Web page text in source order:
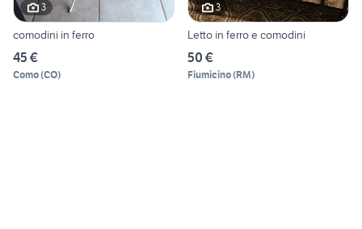
3
comodini in ferro
45 €
Como(CO)
3
Letto in ferro e comodini
50 €
Fiumicino(RM)